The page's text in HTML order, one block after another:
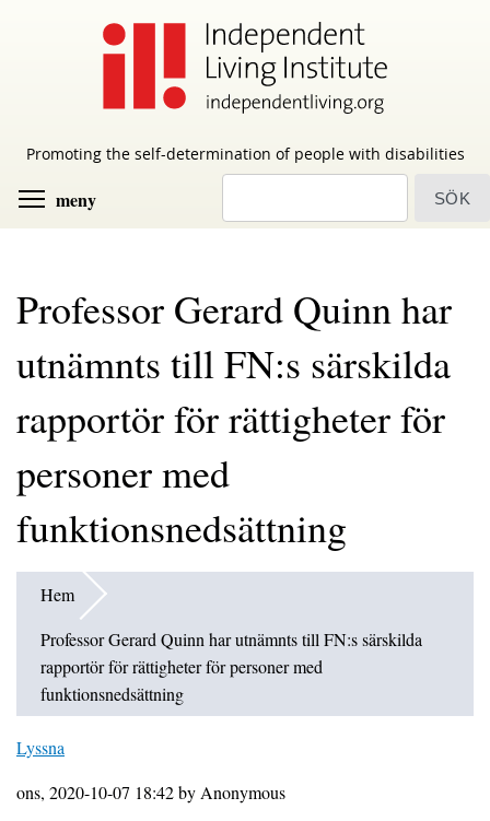
Promoting the self-determination of people with disabilities
meny
Professor Gerard Quinn har
utnämnts till FN:s särskilda
rapportör för rättigheter för
personer med
funktionsnedsättning
Hem
Professor Gerard Quinn har utnämnts till FN:s särskilda
rapportör för rättigheter för personer med
funktionsnedsättning
Lyssna
ons, 2020-10-07 18:42 by Anonymous